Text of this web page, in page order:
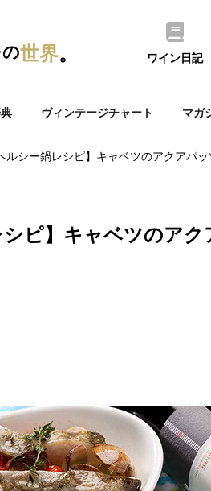
の世界。 ワイン日記
ヴィンテージチャート マガ
ルシー鍋レシピ】キャベツのアクアパッ
シピ】キャベツのア